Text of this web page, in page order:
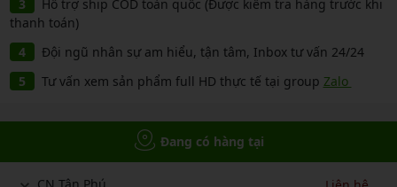
Hỗ trợ ship COD toàn quốc (Được kiểm tra hàng trước khi
thanh toán)
Đội ngũ nhân sự am hiểu, tận tâm, Inbox tư vấn 24/24
Tư vấn xem sản phẩm full HD thực tế tại group Zalo
Đang có hàng tại